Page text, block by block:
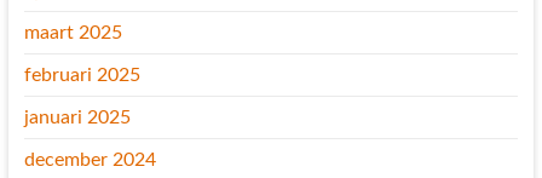
maart 2025
februari 2025
januari 2025
december 2024